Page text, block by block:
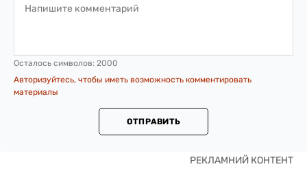
Осталось символов: 2000
Авторизуйтесь, чтобы иметь возможность комментировать
материалы
ОТПРАВИТЬ